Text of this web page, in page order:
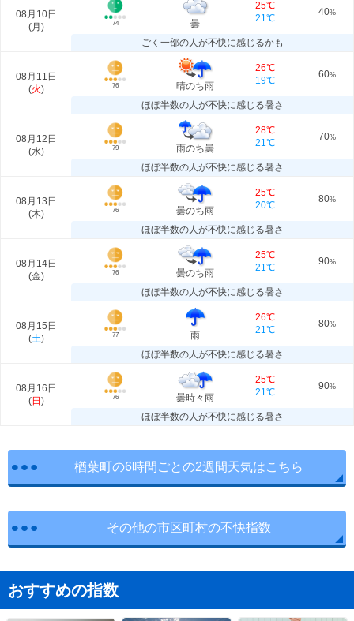
08月10日
(月 ) 74 曇
25℃
21℃
40%
ごく一部の人が不快に感じるかも
08月11日
(火) 76 晴のち雨
26℃
19℃
60%
ほぼ半数の人が不快に感じる暑さ
08月12日
(水) 79 雨のち曇
28℃
21℃
70%
ほぼ半数の人が不快に感じる暑さ
08月13日
(木) 76 曇のち雨
25℃
20℃
80%
ほぼ半数の人が不快に感じる暑さ
08月14日
(金) 76 曇のち雨
25℃
21℃
90%
ほぼ半数の人が不快に感じる暑さ
08月15日
(土) 77 雨
26℃
21℃
80%
ほぼ半数の人が不快に感じる暑さ
08月16日
(日 ) 76 曇時々雨
25℃
21℃
90%
ほぼ半数の人が不快に感じる暑さ
楢葉町の6時間ごとの2週間天気はこちら
その他の市区町村の不快指数
おすすめの指数